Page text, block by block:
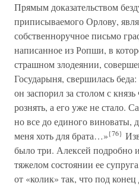
Прямым доказательством
приписываемого Орлову,
собственноручное письмо
написанное из Ропши, в
страшном злодеянии,
Государыня, свершилась
он заспорил за столом с
рознять, а его уже не стало.
но все до единого виноваты,
меня хоть для брата…»{76}
было три. Алексей подробно
тяжелом состоянии ее
от «колик» так, что под